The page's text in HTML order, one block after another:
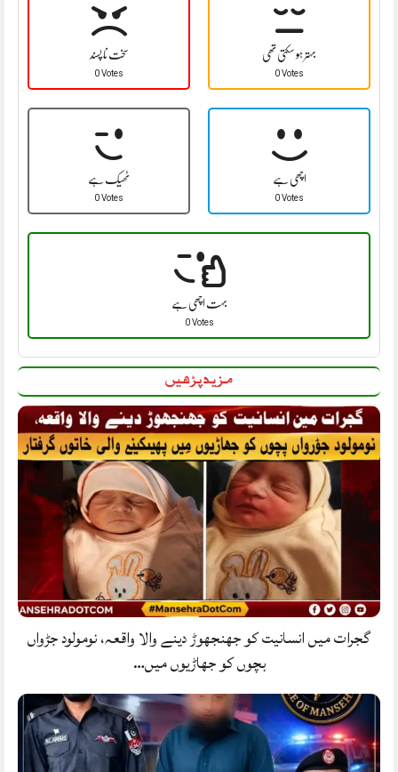
سخت نا پسند
0 Votes
بہتر ہو سکتی تھی
0 Votes
ٹھیک ہے
0 Votes
اچھی ہے
0 Votes
بہت اچھی ہے
0 Votes
مزید پڑھیں
گجرات میں انسانیت کو جھنجھوڑ دینے والا واقعہ، نومولود جڑواں
بچوں کو جھاڑیوں میں…